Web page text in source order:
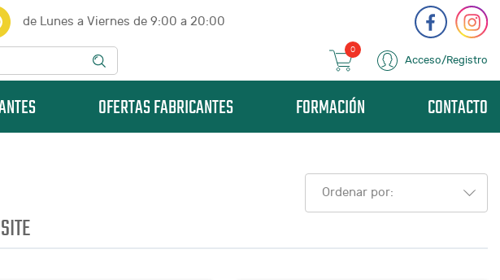
de Lunes a Viernes de 9:00 a 20:00
0
Acceso/Registro
OFERTAS FABRICANTES FORMACIÓN CONTACTO
Ordenar por: